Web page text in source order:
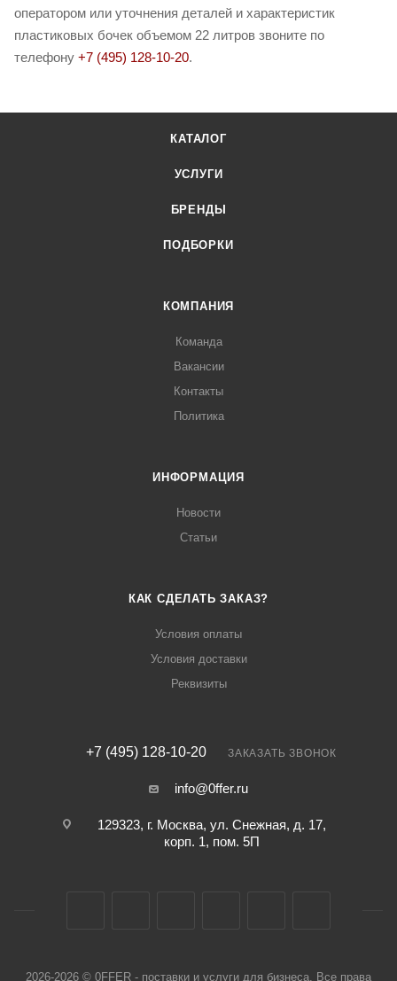
оператором или уточнения деталей и характеристик
пластиковых бочек объемом 22 литров звоните по
телефону +7 (495) 128-10-20.
КАТАЛОГ
УСЛУГИ
БРЕНДЫ
ПОДБОРКИ
КОМПАНИЯ
Команда
Вакансии
Контакты
Политика
ИНФОРМАЦИЯ
Новости
Статьи
КАК СДЕЛАТЬ ЗАКАЗ?
Условия оплаты
Условия доставки
Реквизиты
+7 (495) 128-10-20 ЗАКАЗАТЬ ЗВОНОК
info@0ffer.ru
129323, г. Москва, ул. Снежная, д. 17,
корп. 1, пом. 5П
2026-2026 © 0FFER - поставки и услуги для бизнеса. Все права